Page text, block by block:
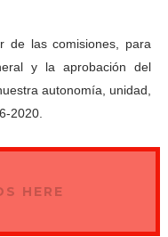
de las comisiones, para
y la aprobación del
autonomía, unidad,
2020.
HERE